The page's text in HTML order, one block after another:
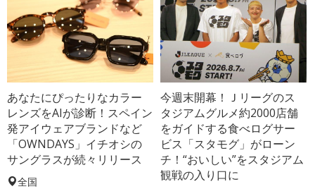
あなたにぴったりなカラー
レンズをAIが診断！スペイン
発アイウェアブランドなど
「OWNDAYS」イチオシの
サングラスが続々リリース
全国
今週末開幕！Ｊリーグのス
タジアムグルメ約2000店舗
をガイドする食べログサー
ビス「スタモグ」がローン
チ！“おいしい”をスタジアム
観戦の入り口に